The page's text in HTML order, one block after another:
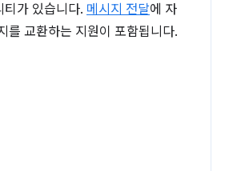
가 있습니다. 메시지 전달에 자
를 교환하는 지원이 포함됩니다.